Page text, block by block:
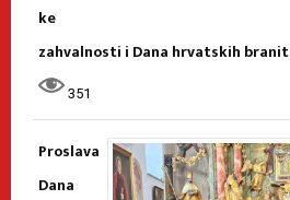
ke
zahvalnosti i Dana hrvatskih
351
Proslava
Dana